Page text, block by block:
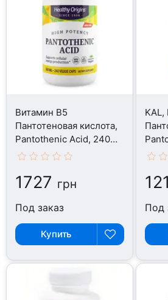
Витамин B5
Пантотеновая кислота,
Pantothenic Acid, 240
капсул
1727 грн
Под заказ
Купить
KAL,
Под